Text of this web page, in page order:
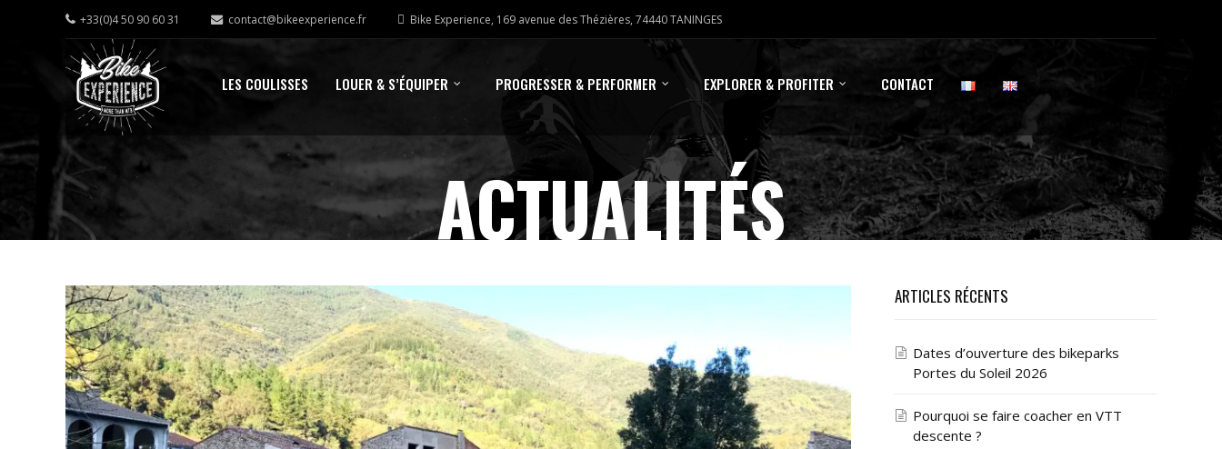
+33(0)4 50 90 60 31 contact@bikeexperience.fr Bike Experience, 169 avenue des Thézières, 74440 TANINGES
LES COULISSES LOUER & S’ÉQUIPER PROGRESSER & PERFORMER EXPLORER & PROFITER CONTACT
ACTUALITÉS
ARTICLES RÉCENTS
Dates d’ouverture des bikeparks
Portes du Soleil 2026
Pourquoi se faire coacher en VTT
descente ?